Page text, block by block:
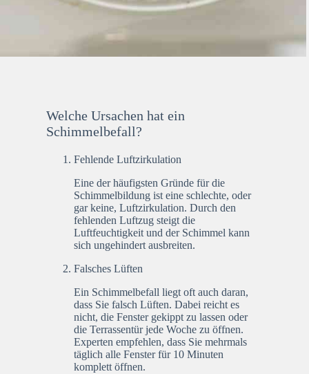
Welche Ursachen hat ein
Schimmelbefall?
Fehlende Luftzirkulation
Eine der häufigsten Gründe für die
Schimmelbildung ist eine schlechte, oder
gar keine, Luftzirkulation. Durch den
fehlenden Luftzug steigt die
Luftfeuchtigkeit und der Schimmel kann
sich ungehindert ausbreiten.
Falsches Lüften
Ein Schimmelbefall liegt oft auch daran,
dass Sie falsch Lüften. Dabei reicht es
nicht, die Fenster gekippt zu lassen oder
die Terrassentür jede Woche zu öffnen.
Experten empfehlen, dass Sie mehrmals
täglich alle Fenster für 10 Minuten
komplett öffnen.